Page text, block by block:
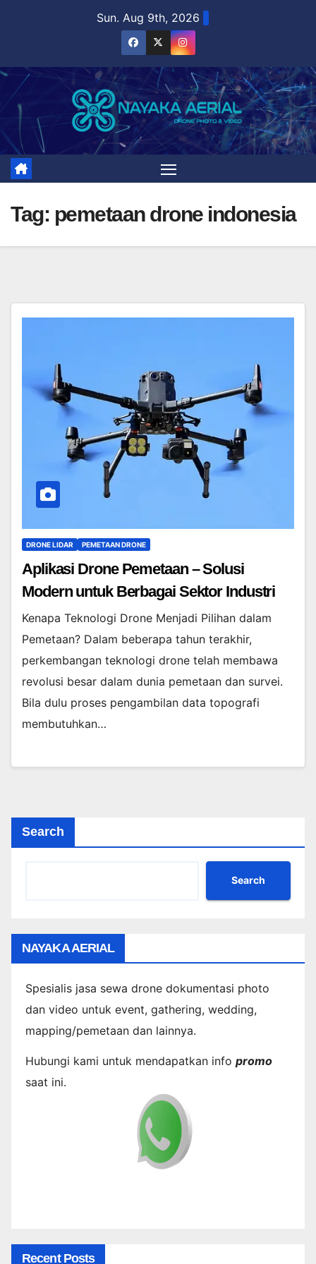
Sun. Aug 9th, 2026
Tag: pemetaan drone indonesia
DRONE LIDAR PEMETAAN DRONE
Aplikasi Drone Pemetaan – Solusi
Modern untuk Berbagai Sektor Industri
Kenapa Teknologi Drone Menjadi Pilihan dalam
Pemetaan? Dalam beberapa tahun terakhir,
perkembangan teknologi drone telah membawa
revolusi besar dalam dunia pemetaan dan survei.
Bila dulu proses pengambilan data topografi
membutuhkan…
Search
Search
NAYAKA AERIAL
Spesialis jasa sewa drone dokumentasi photo
dan video untuk event, gathering, wedding,
mapping/pemetaan dan lainnya.
Hubungi kami untuk mendapatkan info promo
saat ini.
Recent Posts